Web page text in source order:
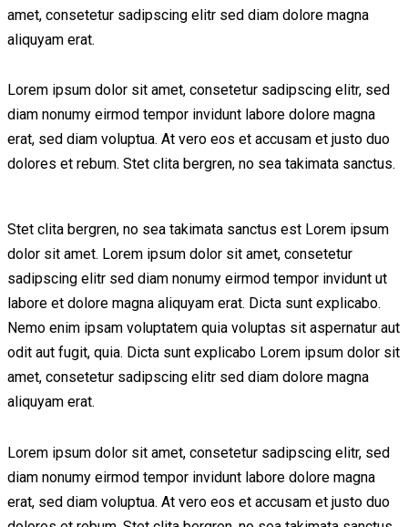
amet, consetetur sadipscing elitr sed diam dolore magna
aliquyam erat.
Lorem ipsum dolor sit amet, consetetur sadipscing elitr, sed
diam nonumy eirmod tempor invidunt labore dolore magna
erat, sed diam voluptua. At vero eos et accusam et justo duo
dolores et rebum. Stet clita bergren, no sea takimata sanctus.
Stet clita bergren, no sea takimata sanctus est Lorem ipsum
dolor sit amet. Lorem ipsum dolor sit amet, consetetur
sadipscing elitr sed diam nonumy eirmod tempor invidunt ut
labore et dolore magna aliquyam erat. Dicta sunt explicabo.
Nemo enim ipsam voluptatem quia voluptas sit aspernatur aut
odit aut fugit, quia. Dicta sunt explicabo Lorem ipsum dolor sit
amet, consetetur sadipscing elitr sed diam dolore magna
aliquyam erat.
Lorem ipsum dolor sit amet, consetetur sadipscing elitr, sed
diam nonumy eirmod tempor invidunt labore dolore magna
erat, sed diam voluptua. At vero eos et accusam et justo duo